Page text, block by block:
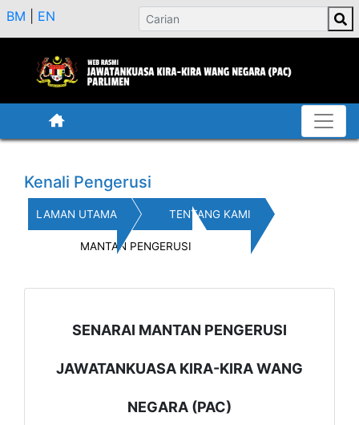
BM EN
Kenali Pengerusi
LAMAN UTAMA TENTANG KAMI
MANTAN PENGERUSI
SENARAI MANTAN PENGERUSI
JAWATANKUASA KIRA-KIRA WANG
NEGARA (PAC)